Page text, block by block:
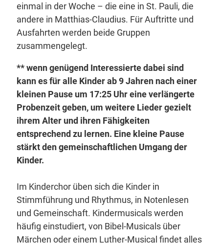
einmal in der Woche – die eine in St. Pauli, die
andere in Matthias-Claudius. Für Auftritte und
Ausfahrten werden beide Gruppen
zusammengelegt.
** wenn genügend Interessierte dabei sind
kann es für alle Kinder ab 9 Jahren nach einer
kleinen Pause um 17:25 Uhr eine verlängerte
Probenzeit geben, um weitere Lieder gezielt
ihrem Alter und ihren Fähigkeiten
entsprechend zu lernen. Eine kleine Pause
stärkt den gemeinschaftlichen Umgang der
Kinder.
Im Kinderchor üben sich die Kinder in
Stimmführung und Rhythmus, in Notenlesen
und Gemeinschaft. Kindermusicals werden
häufig einstudiert, von Bibel-Musicals über
Märchen oder einem Luther-Musical findet alles